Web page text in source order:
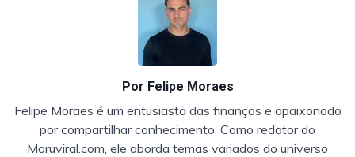
Por Felipe Moraes
Felipe Moraes é um entusiasta das finanças e apaixonado
por compartilhar conhecimento. Como redator do
Moruviral.com, ele aborda temas variados do universo